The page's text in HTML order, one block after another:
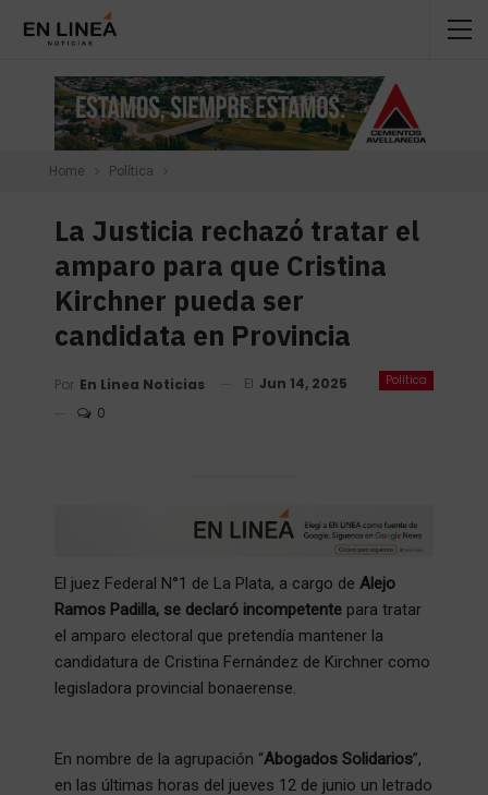
Home Política
La Justicia rechazó tratar el
amparo para que Cristina
Kirchner pueda ser
candidata en Provincia
Política
Por En Linea Noticias El Jun 14, 2025
0
El juez Federal N°1 de La Plata, a cargo de Alejo
Ramos Padilla, se declaró incompetente para tratar
el amparo electoral que pretendía mantener la
candidatura de Cristina Fernández de Kirchner como
legisladora provincial bonaerense.
En nombre de la agrupación “Abogados Solidarios”,
en las últimas horas del jueves 12 de junio un letrado